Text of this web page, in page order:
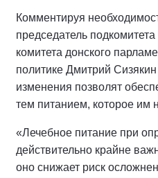
Комментируя
председатель
комитета донского
политике Дмитрий
изменения позволят
тем питанием, которое им
«Лечебное питание при
действительно крайне
оно снижает риск